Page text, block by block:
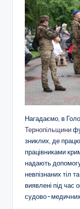
Нагадаємо, в
Тернопільщини
зниклих, де
працівниками
надають
невпізнаних тіл
виявлені під час
судово-медичних